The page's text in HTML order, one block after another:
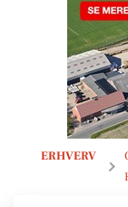
ERHVERV
Aktivtets-